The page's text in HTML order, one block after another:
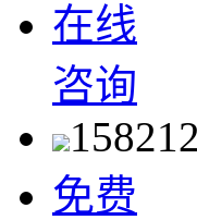
在线
咨询
免费